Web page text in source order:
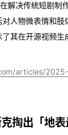
解决传统短剧
人物微表情和
其在开源视频
articles/
掏出「地